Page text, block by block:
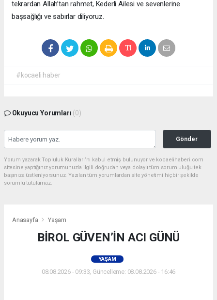
tekrardan Allah’tan rahmet, Kederli Ailesi ve sevenlerine
başsağlığı ve sabırlar diliyoruz.
#kocaeli haber
Okuyucu Yorumları (0)
Gönder
Yorum yazarak Topluluk Kuralları’nı kabul etmiş bulunuyor ve kocaelihaberi.com
sitesine yaptığınız yorumunuzla ilgili doğrudan veya dolaylı tüm sorumluluğu tek
başınıza üstleniyorsunuz. Yazılan tüm yorumlardan site yönetimi hiçbir şekilde
sorumlu tutulamaz.
Anasayfa Yaşam
BİROL GÜVEN’İN ACI GÜNÜ
YAŞAM
08.08.2026 - 09:33, Güncelleme: 08.08.2026 - 16:46